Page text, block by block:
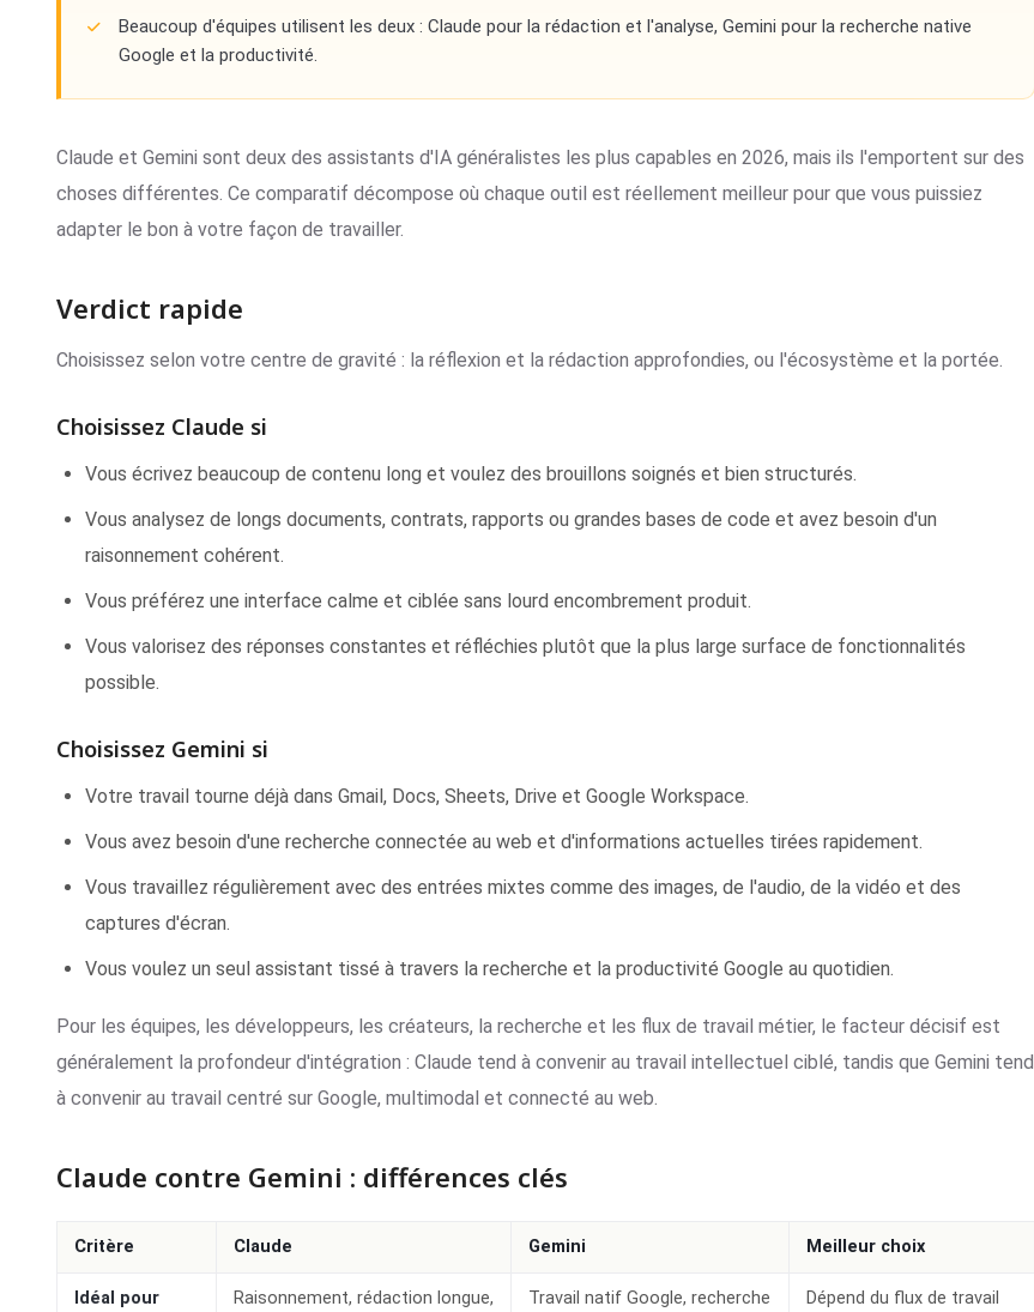
Beaucoup d'équipes utilisent les deux : Claude pour la rédaction et l'analyse, Gemini pour la recherche native
Google et la productivité.
Claude et Gemini sont deux des assistants d'IA généralistes les plus capables en 2026, mais ils l'emportent sur des
choses différentes. Ce comparatif décompose où chaque outil est réellement meilleur pour que vous puissiez
adapter le bon à votre façon de travailler.
Verdict rapide
Choisissez selon votre centre de gravité : la réflexion et la rédaction approfondies, ou l'écosystème et la portée.
Choisissez Claude si
Vous écrivez beaucoup de contenu long et voulez des brouillons soignés et bien structurés.
Vous analysez de longs documents, contrats, rapports ou grandes bases de code et avez besoin d'un
raisonnement cohérent.
Vous préférez une interface calme et ciblée sans lourd encombrement produit.
Vous valorisez des réponses constantes et réfléchies plutôt que la plus large surface de fonctionnalités
possible.
Choisissez Gemini si
Votre travail tourne déjà dans Gmail, Docs, Sheets, Drive et Google Workspace.
Vous avez besoin d'une recherche connectée au web et d'informations actuelles tirées rapidement.
Vous travaillez régulièrement avec des entrées mixtes comme des images, de l'audio, de la vidéo et des
captures d'écran.
Vous voulez un seul assistant tissé à travers la recherche et la productivité Google au quotidien.
Pour les équipes, les développeurs, les créateurs, la recherche et les flux de travail métier, le facteur décisif est
généralement la profondeur d'intégration : Claude tend à convenir au travail intellectuel ciblé, tandis que Gemini tend
à convenir au travail centré sur Google, multimodal et connecté au web.
Claude contre Gemini : différences clés
Critère Claude Gemini Meilleur choix
Idéal pour
Raisonnement, rédaction longue,
Travail natif Google, recherche
Dépend du flux de travail